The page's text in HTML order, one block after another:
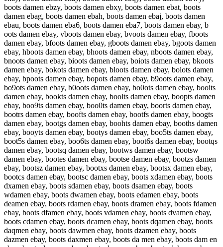
boots damen ebzy, boots damen ebxy, boots damen ebat, boots
damen ebag, boots damen ebah, boots damen ebaj, boots damen
ebau, boots damen eba6, boots damen eba7, boots damen ebay, b
oots damen ebay, vboots damen ebay, bvoots damen ebay, fboots
damen ebay, bfoots damen ebay, gboots damen ebay, bgoots damen
ebay, hboots damen ebay, bhoots damen ebay, nboots damen ebay,
bnoots damen ebay, bioots damen ebay, boiots damen ebay, bkoots
damen ebay, bokots damen ebay, bloots damen ebay, bolots damen
ebay, bpoots damen ebay, bopots damen ebay, b9oots damen ebay,
bo9ots damen ebay, b0oots damen ebay, bo0ots damen ebay, booits
damen ebay, bookts damen ebay, boolts damen ebay, boopts damen
ebay, boo9ts damen ebay, boo0ts damen ebay, boorts damen ebay,
bootrs damen ebay, boofts damen ebay, bootfs damen ebay, boogts
damen ebay, bootgs damen ebay, boohts damen ebay, booths damen
ebay, booyts damen ebay, bootys damen ebay, boo5ts damen ebay,
boot5s damen ebay, boo6ts damen ebay, boot6s damen ebay, bootqs
damen ebay, bootsq damen ebay, bootws damen ebay, bootsw
damen ebay, bootes damen ebay, bootse damen ebay, bootzs damen
ebay, bootsz damen ebay, bootxs damen ebay, bootsx damen ebay,
bootcs damen ebay, bootsc damen ebay, boots xdamen ebay, boots
dxamen ebay, boots sdamen ebay, boots dsamen ebay, boots
wdamen ebay, boots dwamen ebay, boots edamen ebay, boots
deamen ebay, boots rdamen ebay, boots dramen ebay, boots fdamen
ebay, boots dfamen ebay, boots vdamen ebay, boots dvamen ebay,
boots cdamen ebay, boots dcamen ebay, boots dqamen ebay, boots
daqmen ebay, boots dawmen ebay, boots dzamen ebay, boots
dazmen ebay, boots daxmen ebay, boots da men ebay, boots dam en